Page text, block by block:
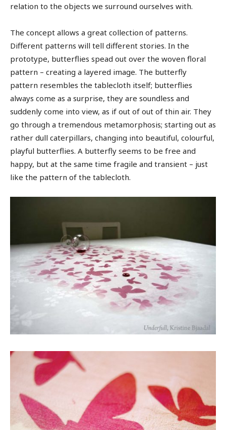
relation to the objects we surround ourselves with.
The concept allows a great collection of patterns.
Different patterns will tell different stories. In the
prototype, butterflies spead out over the woven floral
pattern – creating a layered image. The butterfly
pattern resembles the tablecloth itself; butterflies
always come as a surprise, they are soundless and
suddenly come into view, as if out of out of thin air. They
go through a tremendous metamorphosis; starting out as
rather dull caterpillars, changing into beautiful, colourful,
playful butterflies. A butterfly seems to be free and
happy, but at the same time fragile and transient – just
like the pattern of the tablecloth.